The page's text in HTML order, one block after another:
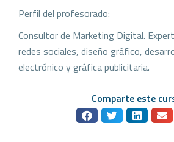
Perfil del profesorado:
Consultor de Marketing Digital.
redes sociales, diseño gráfico,
electrónico y gráfica publicitaria.
Comparte este